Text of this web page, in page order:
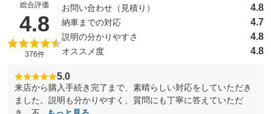
総合評価
4.8 （5点満点中）
376件
お問い合わせ（見積り） 4.8
納車までの対応 4.7
説明の分かりやすさ 4.8
オススメ度 4.8
5.0
来店から購入手続き完了まで、素晴らしい対応をしていただき
ました。説明も分かりやすく、質問にも丁寧に答えていただ